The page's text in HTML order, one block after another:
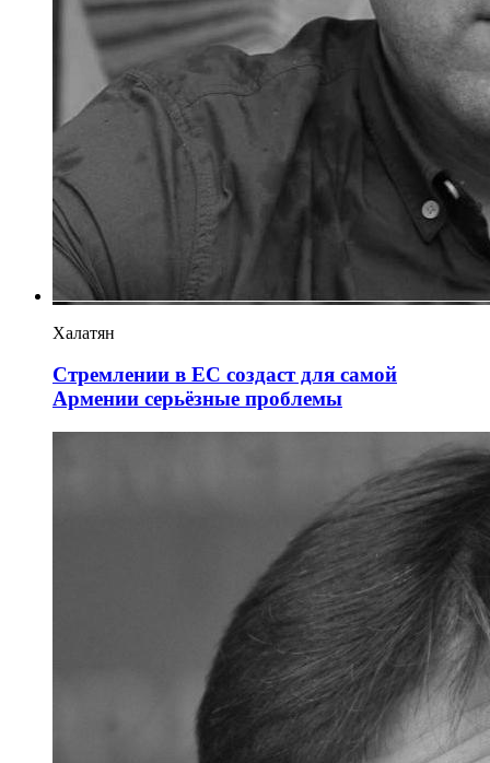
Халатян
Стремлении в ЕС создаст для самой
Армении серьёзные проблемы